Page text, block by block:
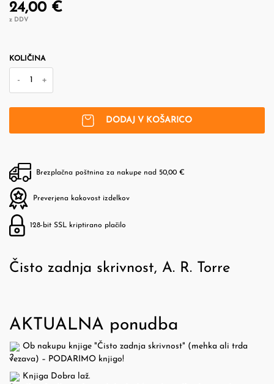
24,00 €
z DDV
KOLIČINA
- +
DODAJ V KOŠARICO
Brezplačna poštnina za nakupe nad 50,00 €
Preverjena kakovost izdelkov
128-bit SSL kriptirano plačilo
Čisto zadnja skrivnost, A. R. Torre
AKTUALNA ponudba
Ob nakupu knjige "Čisto zadnja skrivnost" (mehka ali trda
vezava) – PODARIMO knjigo!
Knjiga Dobra laž.